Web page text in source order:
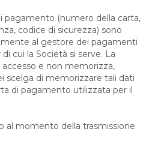
pagamento (numero della carta,
codice di sicurezza) sono
al gestore dei pagamenti
cui la Società si serve. La
e non memorizza,
scelga di memorizzare tali dati
di pagamento utilizzata per il
al momento della trasmissione